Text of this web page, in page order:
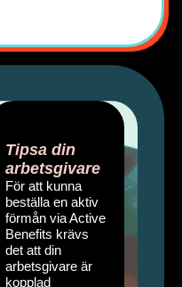
Tipsa din
arbetsgivare
För att kunna
beställa en aktiv
förmån via Active
Benefits krävs
det att din
arbetsgivare är
kopplad